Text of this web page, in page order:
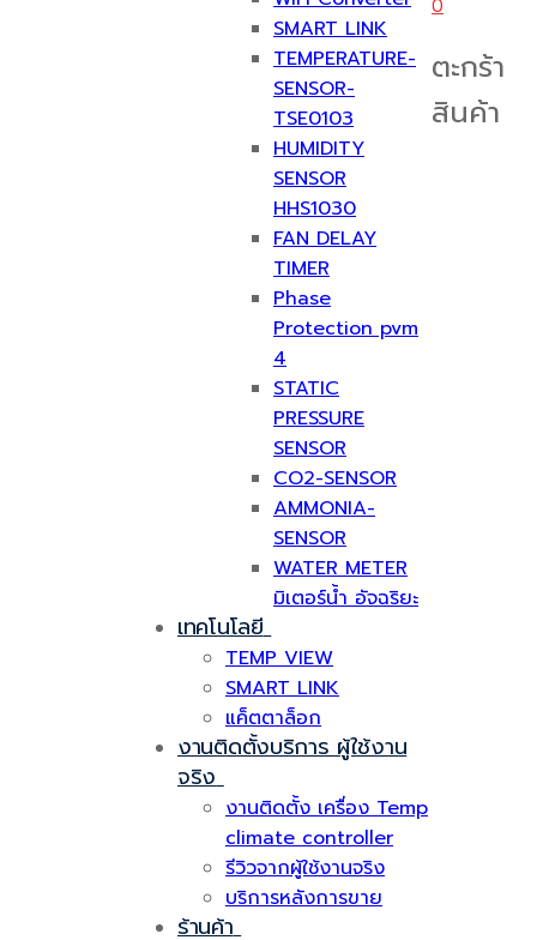
SMART LINK
TEMPERATURE-
SENSOR-
TSE0103
HUMIDITY
SENSOR
HHS1030
FAN DELAY
TIMER
Phase
Protection pvm
4
STATIC
PRESSURE
SENSOR
CO2-SENSOR
AMMONIA-
SENSOR
WATER METER
มิเตอร์น้ำ อัจฉริยะ
เทคโนโลยี
TEMP VIEW
SMART LINK
แค็ตตาล็อก
งานติดตั้งบริการ ผู้ใช้งาน
จริง
งานติดตั้ง เครื่อง Temp
climate controller
รีวิวจากผู้ใช้งานจริง
บริการหลังการขาย
ร้านค้า
ตะกร้า
สินค้า